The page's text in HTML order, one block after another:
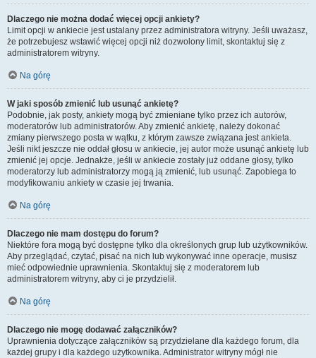
Dlaczego nie można dodać więcej opcji ankiety?
Limit opcji w ankiecie jest ustalany przez administratora witryny. Jeśli uważasz,
że potrzebujesz wstawić więcej opcji niż dozwolony limit, skontaktuj się z
administratorem witryny.
Na górę
W jaki sposób zmienić lub usunąć ankietę?
Podobnie, jak posty, ankiety mogą być zmieniane tylko przez ich autorów,
moderatorów lub administratorów. Aby zmienić ankietę, należy dokonać
zmiany pierwszego posta w wątku, z którym zawsze związana jest ankieta.
Jeśli nikt jeszcze nie oddał głosu w ankiecie, jej autor może usunąć ankietę lub
zmienić jej opcje. Jednakże, jeśli w ankiecie zostały już oddane głosy, tylko
moderatorzy lub administratorzy mogą ją zmienić, lub usunąć. Zapobiega to
modyfikowaniu ankiety w czasie jej trwania.
Na górę
Dlaczego nie mam dostępu do forum?
Niektóre fora mogą być dostępne tylko dla określonych grup lub użytkowników.
Aby przeglądać, czytać, pisać na nich lub wykonywać inne operacje, musisz
mieć odpowiednie uprawnienia. Skontaktuj się z moderatorem lub
administratorem witryny, aby ci je przydzielił.
Na górę
Dlaczego nie mogę dodawać załączników?
Uprawnienia dotyczące załączników są przydzielane dla każdego forum, dla
każdej grupy i dla każdego użytkownika. Administrator witryny mógł nie